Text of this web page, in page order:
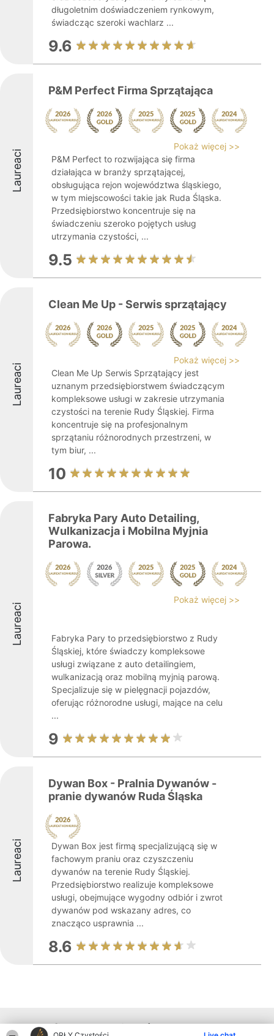
długoletnim doświadczeniem rynkowym,
świadcząc szeroki wachlarz ...
9.6
Laureaci
P&M Perfect Firma Sprzątająca
Pokaż więcej >>
P&M Perfect to rozwijająca się firma
działająca w branży sprzątającej,
obsługująca rejon województwa śląskiego,
w tym miejscowości takie jak Ruda Śląska.
Przedsiębiorstwo koncentruje się na
świadczeniu szeroko pojętych usług
utrzymania czystości, ...
9.5
Laureaci
Clean Me Up - Serwis sprzątający
Pokaż więcej >>
Clean Me Up Serwis Sprzątający jest
uznanym przedsiębiorstwem świadczącym
kompleksowe usługi w zakresie utrzymania
czystości na terenie Rudy Śląskiej. Firma
koncentruje się na profesjonalnym
sprzątaniu różnorodnych przestrzeni, w
tym biur, ...
10
Laureaci
Fabryka Pary Auto Detailing,
Wulkanizacja i Mobilna Myjnia
Parowa.
Pokaż więcej >>
Fabryka Pary to przedsiębiorstwo z Rudy
Śląskiej, które świadczy kompleksowe
usługi związane z auto detailingiem,
wulkanizacją oraz mobilną myjnią parową.
Specjalizuje się w pielęgnacji pojazdów,
oferując różnorodne usługi, mające na celu
...
9
Laureaci
Dywan Box - Pralnia Dywanów -
pranie dywanów Ruda Śląska
Dywan Box jest firmą specjalizującą się w
fachowym praniu oraz czyszczeniu
dywanów na terenie Rudy Śląskiej.
Przedsiębiorstwo realizuje kompleksowe
usługi, obejmujące wygodny odbiór i zwrot
dywanów pod wskazany adres, co
znacząco usprawnia ...
8.6
Inne firmy z województwa